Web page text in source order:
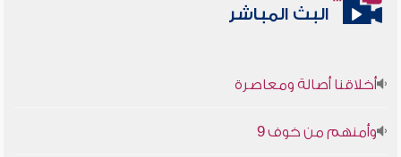
البث المباشر
أخلاقنا أصالة ومعاصرة
وأمنهم من خوف 9